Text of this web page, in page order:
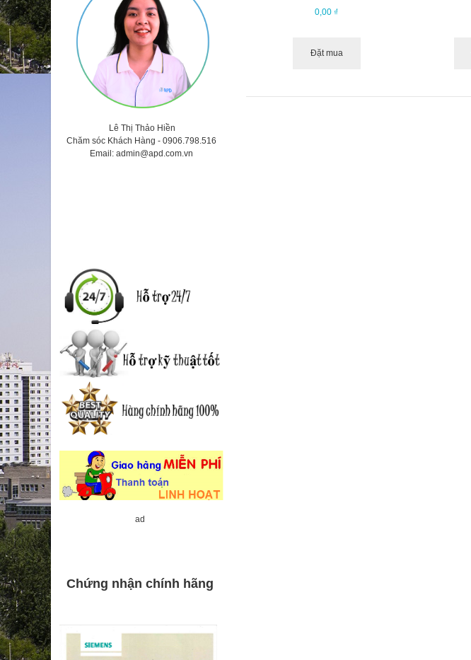
0,00 ₫
Đặt mua
Lê Thị Thảo Hiền
Chăm sóc Khách Hàng - 0906.798.516
Email: admin@apd.com.vn
ad
Chứng nhận chính hãng